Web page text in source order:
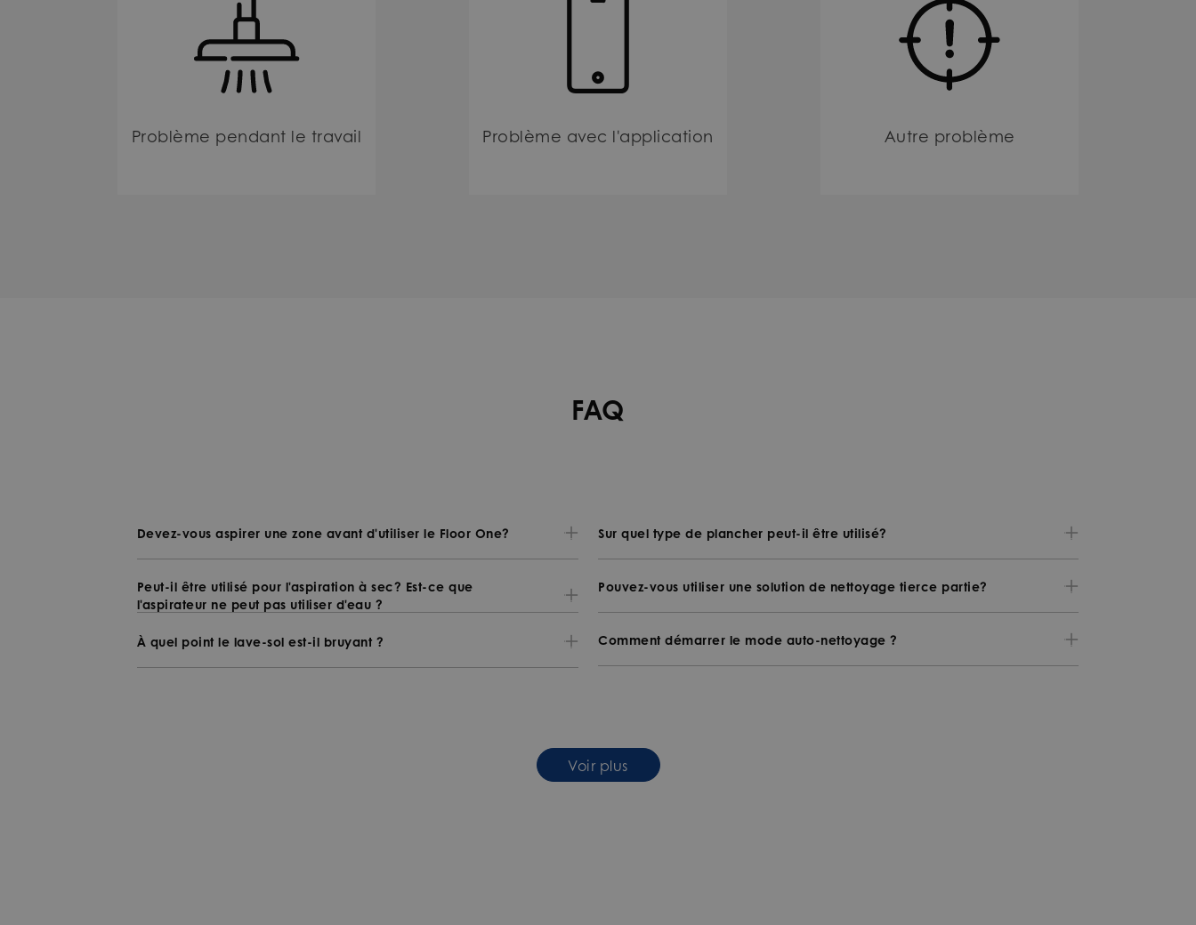
Problème pendant le travail Problème avec l'application Autre problème
FAQ
Devez-vous aspirer une zone avant d'utiliser le Floor One?
Peut-il être utilisé pour l'aspiration à sec? Est-ce que
l'aspirateur ne peut pas utiliser d'eau ?
À quel point le lave-sol est-il bruyant ?
Sur quel type de plancher peut-il être utilisé?
Pouvez-vous utiliser une solution de nettoyage tierce partie?
Comment démarrer le mode auto-nettoyage ?
Voir plus